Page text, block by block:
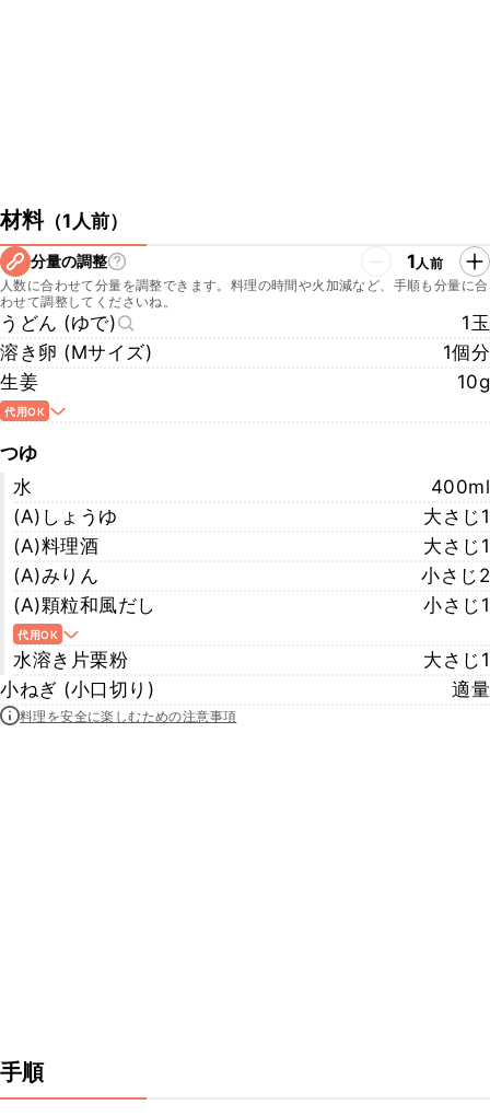
材料（1人前）
分量の調整 1人前
人数に合わせて分量を調整できます。料理の時間や火加減など、手順も分量に合
わせて調整してくださいね。
うどん (ゆで)
1玉
溶き卵 (Mサイズ)
1個分
生姜
10g
代用OK
つゆ
水
400ml
(A)しょうゆ
大さじ1
(A)料理酒
大さじ1
(A)みりん
小さじ2
(A)顆粒和風だし
小さじ1
代用OK
水溶き片栗粉
大さじ1
小ねぎ (小口切り)
適量
料理を安全に楽しむための注意事項
手順